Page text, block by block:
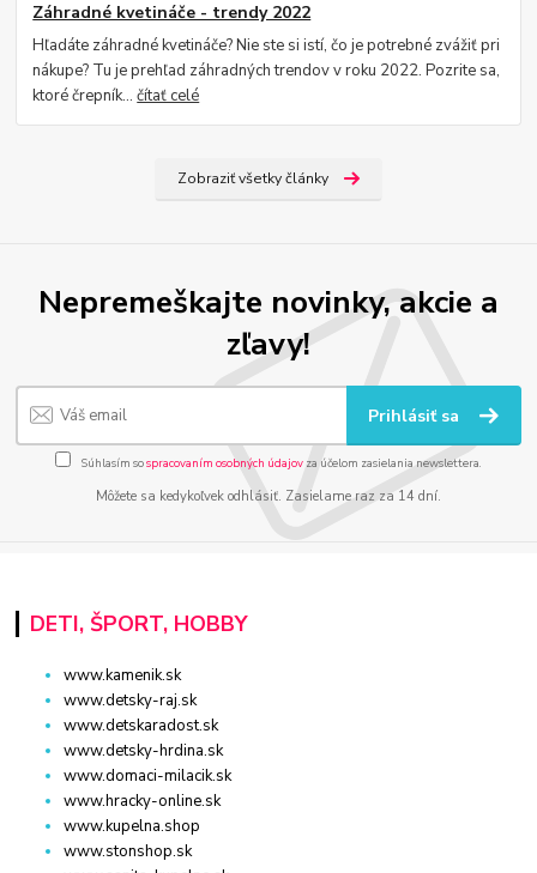
Záhradné kvetináče - trendy 2022
Hľadáte záhradné kvetináče? Nie ste si istí, čo je potrebné zvážiť pri
nákupe? Tu je prehľad záhradných trendov v roku 2022. Pozrite sa,
ktoré črepník...čítať celé
Zobraziť všetky články
Nepremeškajte novinky, akcie a
zľavy!
Prihlásiť sa
Súhlasím sospracovaním osobných údajov za účelom zasielania newslettera.
Môžete sa kedykoľvek odhlásiť. Zasielame raz za 14 dní.
DETI, ŠPORT, HOBBY
www.kamenik.sk
www.detsky-raj.sk
www.detskaradost.sk
www.detsky-hrdina.sk
www.domaci-milacik.sk
www.hracky-online.sk
www.kupelna.shop
www.stonshop.sk